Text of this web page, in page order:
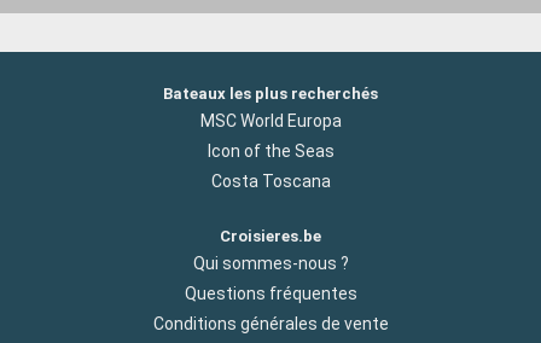
Bateaux les plus recherchés
MSC World Europa
Icon of the Seas
Costa Toscana
Croisieres.be
Qui sommes-nous ?
Questions fréquentes
Conditions générales de vente